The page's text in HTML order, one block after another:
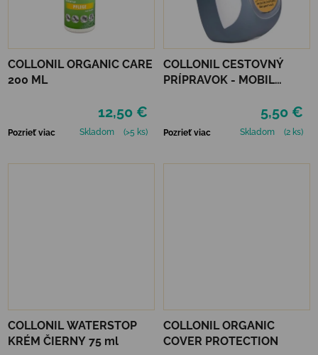
COLLONIL ORGANIC CARE
200 ML
12,50 €
Pozrieť viac Skladom (>5 ks)
COLLONIL CESTOVNÝ
PRÍPRAVOK - MOBIL
5,50 €
Pozrieť viac Skladom (2 ks)
COLLONIL WATERSTOP
KRÉM ČIERNY 75 ml
COLLONIL ORGANIC
COVER PROTECTION